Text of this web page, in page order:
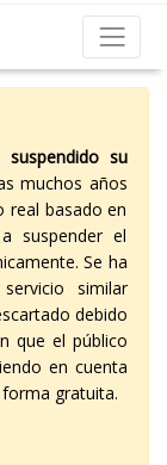
suspendido su
muchos años
real basado en
suspender el
Se ha
similar
debido
que el público
en cuenta
gratuita.